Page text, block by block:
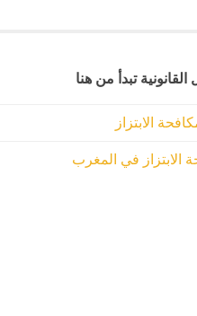
القانونية تبدأ من هنا
الابتزاز
الابتزاز في المغرب